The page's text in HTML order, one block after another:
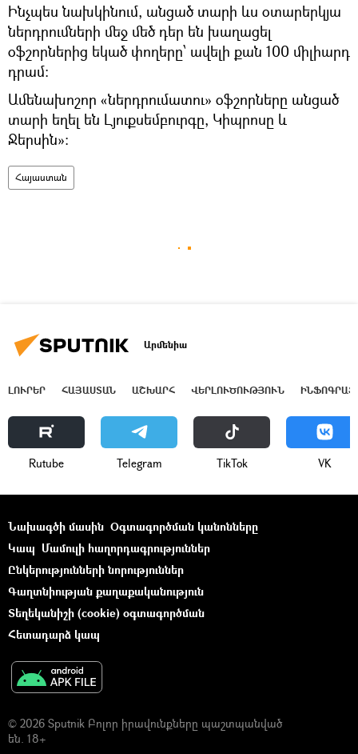
Ինչպես նախկինում, անցած տարի ևս օտարերկյա
ներդրումների մեջ մեծ դեր են խաղացել
օֆշորներից եկած փողերը՝ ավելի քան 100 միլիարդ
դրամ:
Ամենախոշոր «ներդրումատու» օֆշորները անցած
տարի եղել են Լյուքսեմբուրգը, Կիպրոսը և
Ջերսին»:
Հայաստան
Արմենիա
ԼՈՒՐԵՐ ՀԱՅԱՍՏԱՆ ԱՇԽԱՐՀ ՎԵՐԼՈՒԾՈՒԹՅՈՒՆ
Rutube Telegram ТikТоk VK
Նախագծի մասին Օգտագործման կանոնները
Կապ Մամուլի հաղորդագրություններ
Ընկերությունների նորություններ
Գաղտնիության քաղաքականություն
Տեղեկանիշի (cookie) օգտագործման
Հետադարձ կապ
© 2026 Sputnik Բոլոր իրավունքները պաշտպանված
են. 18+